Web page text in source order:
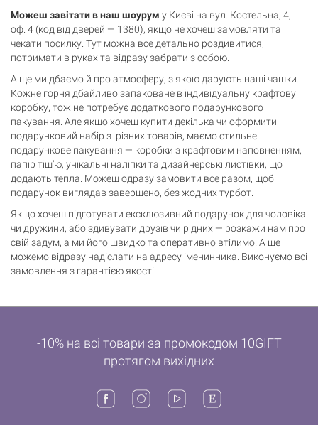
Можеш завітати в наш шоурум у Києві на вул. Костельна, 4,
оф. 4 (код від дверей — 1380), якщо не хочеш замовляти та
чекати посилку. Тут можна все детально роздивитися,
потримати в руках та відразу забрати з собою.
А ще ми дбаємо й про атмосферу, з якою дарують наші чашки.
Кожне горня дбайливо запаковане в індивідуальну крафтову
коробку, тож не потребує додаткового подарункового
пакування. Але якщо хочеш купити декілька чи оформити
подарунковий набір з різних товарів, маємо стильне
подарункове пакування — коробки з крафтовим наповненням,
папір тіш’ю, унікальні наліпки та дизайнерські листівки, що
додають тепла. Можеш одразу замовити все разом, щоб
подарунок виглядав завершено, без жодних турбот.
Якщо хочеш підготувати ексклюзивний подарунок для чоловіка
чи дружини, або здивувати друзів чи рідних — розкажи нам про
свій задум, а ми його швидко та оперативно втілимо. А ще
можемо відразу надіслати на адресу іменинника. Виконуємо всі
замовлення з гарантією якості!
-10% на всі товари за промокодом 10GIFT
протягом вихідних